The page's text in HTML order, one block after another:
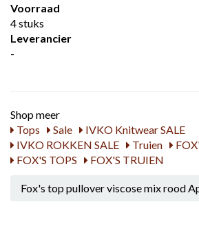
Voorraad
4 stuks
Leverancier
-
Shop meer
Tops
Sale
IVKO Knitwear SALE
IVKO ROKKEN SALE
Truien
FOX'S TOPS
FOX'S TRUIEN
Fox's top pullover viscose mix rood